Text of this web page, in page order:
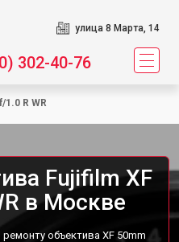
улица 8 Марта, 14
302-40-76
1.0 R WR
Fujifilm XF
в Москве
объектива XF 50mm